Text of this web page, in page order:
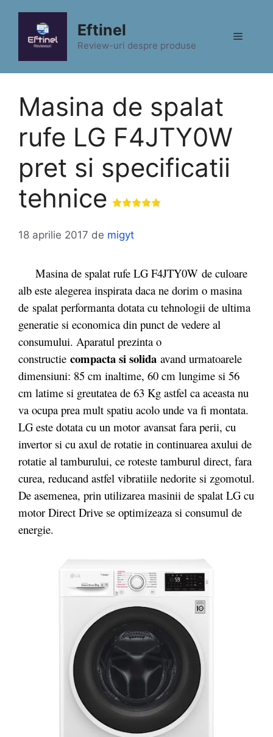
conținut
Eftinel
Review-uri despre produse
Meniu
Masina de spalat
rufe LG F4JTY0W
pret si specificatii
tehnice
18 aprilie 2017 de migyt
Masina de spalat rufe LG F4JTY0W de culoare
alb este alegerea inspirata daca ne dorim o masina
de spalat performanta dotata cu tehnologii de ultima
generatie si economica din punct de vedere al
consumului. Aparatul prezinta o
constructie compacta si solida avand urmatoarele
dimensiuni: 85 cm inaltime, 60 cm lungime si 56
cm latime si greutatea de 63 Kg astfel ca aceasta nu
va ocupa prea mult spatiu acolo unde va fi montata.
LG este dotata cu un motor avansat fara perii, cu
invertor si cu axul de rotatie in continuarea axului de
rotatie al tamburului, ce roteste tamburul direct, fara
curea, reducand astfel vibratiile nedorite si zgomotul.
De asemenea, prin utilizarea masinii de spalat LG cu
motor Direct Drive se optimizeaza si consumul de
energie.